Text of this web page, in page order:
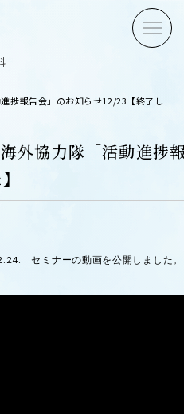
OPEN CAMPUS
捗報告会」のお知らせ12/23【終了し
外協力隊「活動進捗
セミナーの動画を公開しました。